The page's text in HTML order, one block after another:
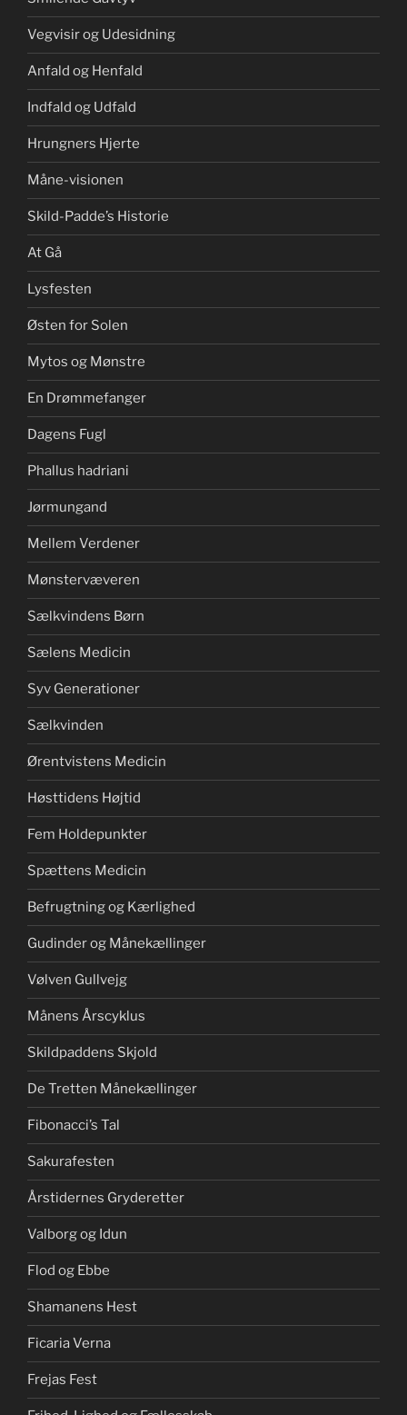
Vegvisir og Udesidning
Anfald og Henfald
Indfald og Udfald
Hrungners Hjerte
Måne-visionen
Skild-Padde’s Historie
At Gå
Lysfesten
Østen for Solen
Mytos og Mønstre
En Drømmefanger
Dagens Fugl
Phallus hadriani
Jørmungand
Mellem Verdener
Mønstervæveren
Sælkvindens Børn
Sælens Medicin
Syv Generationer
Sælkvinden
Ørentvistens Medicin
Høsttidens Højtid
Fem Holdepunkter
Spættens Medicin
Befrugtning og Kærlighed
Gudinder og Månekællinger
Vølven Gullvejg
Månens Årscyklus
Skildpaddens Skjold
De Tretten Månekællinger
Fibonacci’s Tal
Sakurafesten
Årstidernes Gryderetter
Valborg og Idun
Flod og Ebbe
Shamanens Hest
Ficaria Verna
Frejas Fest